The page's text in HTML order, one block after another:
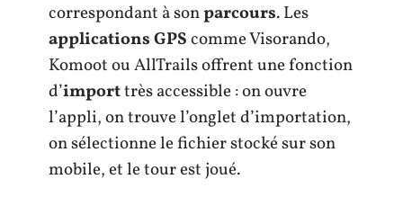
correspondant à sonparcours. Les
applications GPScomme Visorando,
Komoot ou AllTrails offrent une fonction
d’importtrès accessible : on ouvre
l’appli, on trouve l’onglet d’importation,
on sélectionne le fichier stocké sur son
mobile, et le tour est joué.